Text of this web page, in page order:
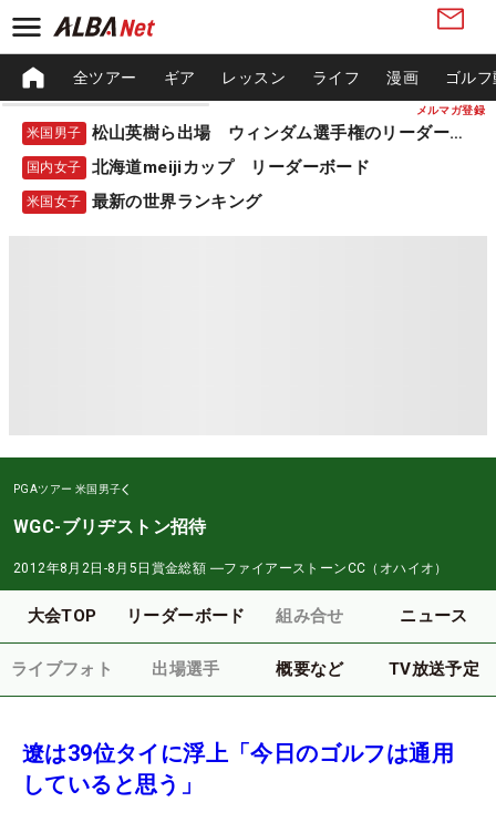
メルマガ登録
全ツアー ギア レッスン ライフ 漫画 ゴル
米国男子 松山英樹ら出場 ウィンダム選手権のリーダーボード
国内女子 北海道meijiカップ リーダーボード
米国女子 最新の世界ランキング
PGAツアー 米国男子
WGC-ブリヂストン招待
2012年8月2日-8月5日 賞金総額 ―ファイアーストーンCC（オハイオ）
大会TOP リーダーボード 組み合せ ニュース
ライブフォト 出場選手 概要など TV放送予定
遼は39位タイに浮上「今日のゴルフは通用
していると思う」